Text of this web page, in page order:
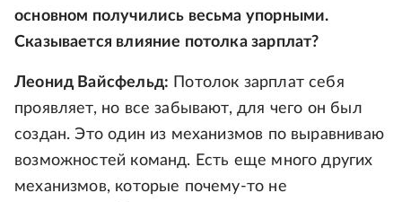
основном получились весьма упорными.
Сказывается влияние потолка зарплат?
Леонид Вайсфельд: Потолок зарплат себя
проявляет, но все забывают, для чего он был
создан. Это один из механизмов по выравниваю
возможностей команд. Есть еще много других
механизмов, которые почему-то не